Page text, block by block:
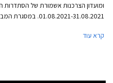
ומועדון הצרכנות אשמורת של הסתדרות
01.08.2021-
המשתתפים במבצע.
קרא עוד